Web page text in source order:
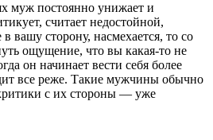
муж постоянно унижает и
считает недостойной,
вашу сторону, насмехается, то со
ощущение, что вы какая-то не
он начинает вести себя более
все реже. Такие мужчины обычно
с их стороны — уже